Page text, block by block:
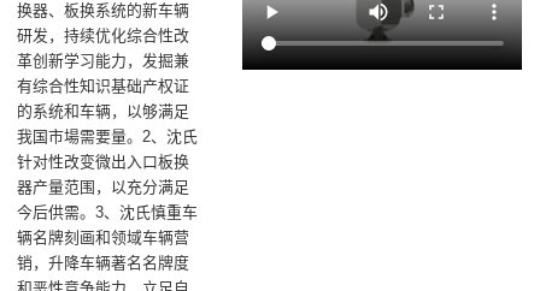
换器、板换系统的新车辆
研发，持续优化综合性改
革创新学习能力，发掘兼
有综合性知识基础产权证
的系统和车辆，以够满足
我国市場需要量。2、沈氏
针对性改变微出入口板换
器产量范围，以充分满足
今后供需。3、沈氏慎重车
辆名牌刻画和领域车辆营
销，升降车辆著名名牌度